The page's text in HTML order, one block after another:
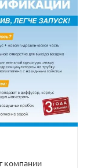
компании